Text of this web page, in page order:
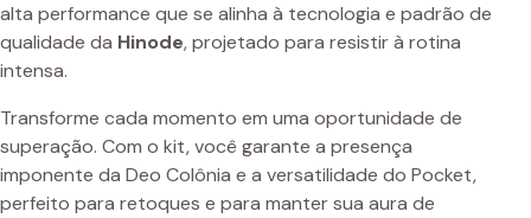
alta performance que se alinha à tecnologia e padrão de
qualidade da Hinode, projetado para resistir à rotina
intensa.
Transforme cada momento em uma oportunidade de
superação. Com o kit, você garante a presença
imponente da Deo Colônia e a versatilidade do Pocket,
perfeito para retoques e para manter sua aura de